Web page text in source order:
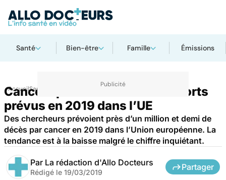
Santé Bien-être Famille Émissions
AccueilSanté
Cancer : plus d’un million de morts
prévus en 2019 dans l’UE
Des chercheurs prévoient près d’un million et demi de
décès par cancer en 2019 dans l’Union européenne. La
tendance est à la baisse malgré le chiffre inquiétant.
Par La rédaction d'Allo Docteurs
Rédigé le 19/03/2019
Partager